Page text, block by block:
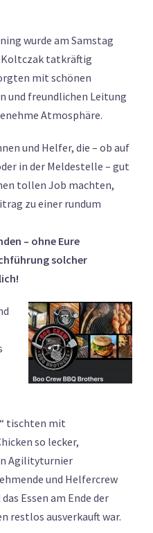
wurde am Samstag
tatkräftig
mit schönen
und freundlichen Leitung
Atmosphäre.
und Helfer, die – ob auf
in der Meldestelle – gut
tollen Job machten,
zu einer rundum
– ohne Eure
solcher
tischten mit
so lecker,
Agilityturnier
und Helfercrew
Essen am Ende der
restlos ausverkauft war.